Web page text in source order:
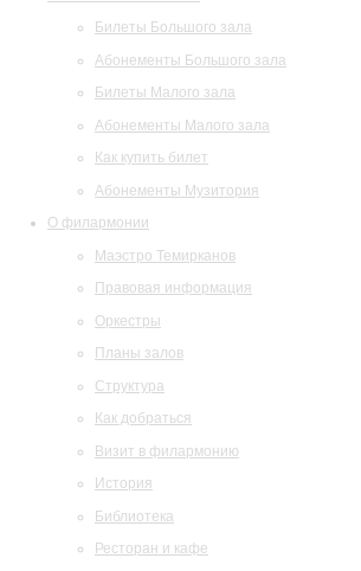
Билеты Большого зала
Абонементы Большого зала
Билеты Малого зала
Абонементы Малого зала
Как купить билет
Абонементы Музитория
О филармонии
Маэстро Темирканов
Правовая информация
Оркестры
Планы залов
Структура
Как добраться
Визит в филармонию
История
Библиотека
Ресторан и кафе